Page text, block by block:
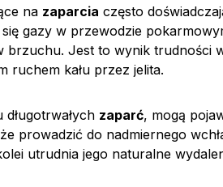
na zaparcia często
gazy w przewodzie
brzuchu. Jest to wynik trudności
ruchem kału przez jelita.
zaparć, mogą
prowadzić do nadmiernego
utrudnia jego naturalne